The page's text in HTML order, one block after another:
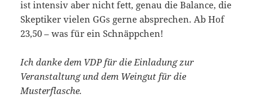
ist intensiv aber nicht fett, genau die Balance, die
Skeptiker vielen GGs gerne absprechen. Ab Hof
23,50 – was für ein Schnäppchen!
Ich danke dem VDP für die Einladung zur
Veranstaltung und dem Weingut für die
Musterflasche.